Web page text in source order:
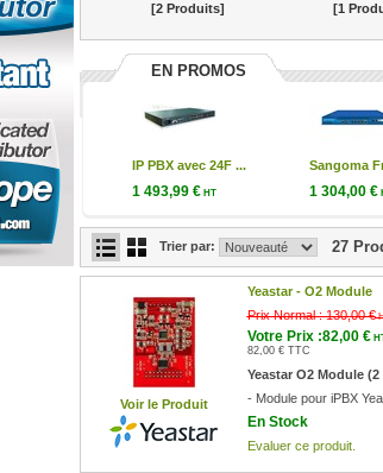
[2 Produits] [1
EN PROMOS
IP PBX avec 24F ...
1 493,99 €HT
Sangoma
1 304,00 €
Trier par: 27
Voir le Produit
Yeastar - O2 Module
Prix Normal :130,00 €
Votre Prix :82,00 €
82,00 € TTC
Yeastar O2 Module
- Module pour iPBX
En Stock
Evaluer ce produit.